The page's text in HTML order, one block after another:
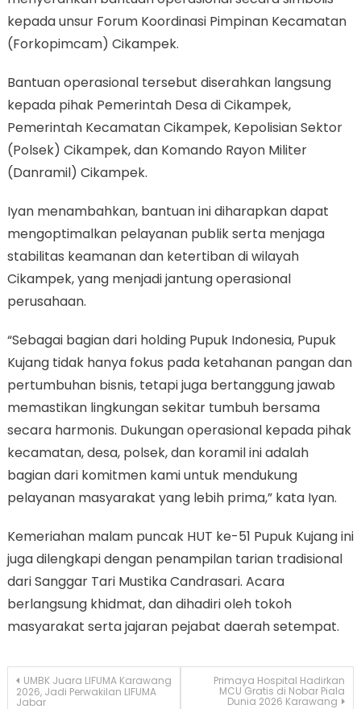
kepada unsur Forum Koordinasi Pimpinan Kecamatan
(Forkopimcam) Cikampek.
Bantuan operasional tersebut diserahkan langsung
kepada pihak Pemerintah Desa di Cikampek,
Pemerintah Kecamatan Cikampek, Kepolisian Sektor
(Polsek) Cikampek, dan Komando Rayon Militer
(Danramil) Cikampek.
Iyan menambahkan, bantuan ini diharapkan dapat
mengoptimalkan pelayanan publik serta menjaga
stabilitas keamanan dan ketertiban di wilayah
Cikampek, yang menjadi jantung operasional
perusahaan.
“Sebagai bagian dari holding Pupuk Indonesia, Pupuk
Kujang tidak hanya fokus pada ketahanan pangan dan
pertumbuhan bisnis, tetapi juga bertanggung jawab
memastikan lingkungan sekitar tumbuh bersama
secara harmonis. Dukungan operasional kepada pihak
kecamatan, desa, polsek, dan koramil ini adalah
bagian dari komitmen kami untuk mendukung
pelayanan masyarakat yang lebih prima,” kata Iyan.
Kemeriahan malam puncak HUT ke-51 Pupuk Kujang ini
juga dilengkapi dengan penampilan tarian tradisional
dari Sanggar Tari Mustika Candrasari. Acara
berlangsung khidmat, dan dihadiri oleh tokoh
masyarakat serta jajaran pejabat daerah setempat.
Navigasi
UMBK Juara LIFUMA Karawang
2026, Jadi Perwakilan LIFUMA
Jabar
Primaya Hospital Hadirkan
MCU Gratis di Nobar Piala
Dunia 2026 Karawang